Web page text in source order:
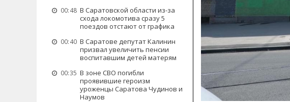
00:48 В Саратовской области из-за
схода локомотива сразу 5
поездов отстают от графика
00:40 В Саратове депутат Калинин
призвал увеличить пенсии
воспитавшим детей матерям
00:35 В зоне СВО погибли
проявившие героизм
уроженцы Саратова Чудинов и
Наумов